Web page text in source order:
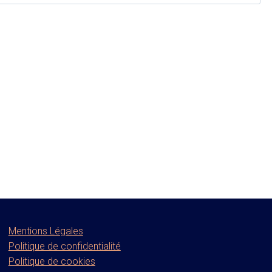
Mentions Légales
Politique de confidentialité
Politique de cookies